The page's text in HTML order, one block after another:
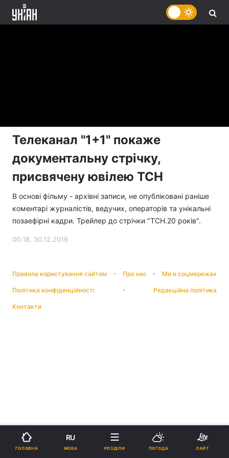
Телеканал "1+1" покаже
документальну стрічку,
присвячену ювілею ТСН
В основі фільму - архівні записи, не опубліковані раніше
коментарі журналістів, ведучих, операторів та унікальні
позаефірні кадри. Трейлер до стрічки "ТСН.20 років".
00:18, 30.12.2016
Правила користування сайтом Про нас Ми в соцмережах
Політика конфіденційності Редакційна політика
Контакти
ГОЛОВНА
RU
МОВА РОЗДІЛИ ПОГОДА ЛАЙТ